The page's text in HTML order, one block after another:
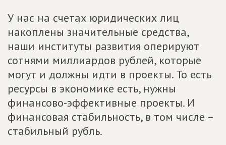
У нас на счетах юридических лиц
накоплены значительные средства,
наши институты развития оперируют
сотнями миллиардов рублей, которые
могут и должны идти в проекты. То есть
ресурсы в экономике есть, нужны
финансово-эффективные проекты. И
финансовая стабильность, в том числе –
стабильный рубль.